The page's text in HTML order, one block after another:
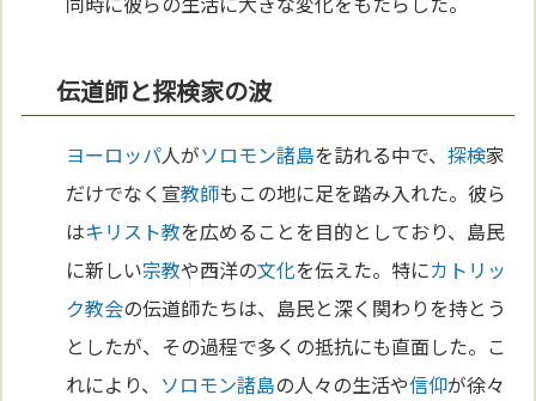
伝道師と探検家の波
ヨーロッパ人がソロモン諸島を訪れる中で、探検家
だけでなく宣教師もこの地に足を踏み入れた。彼ら
はキリスト教を広めることを目的としており、島民
に新しい宗教や西洋の文化を伝えた。特にカトリッ
ク教会の伝道師たちは、島民と深く関わりを持とう
としたが、その過程で多くの抵抗にも直面した。こ
れにより、 ソロモン諸島の人々の生活や信仰が徐々